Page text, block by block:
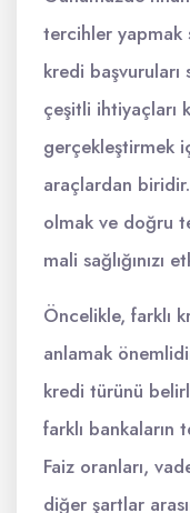
tercihler yapmak
kredi
çeşitli ihtiyaçları
gerçekleştirmek
araçlardan
olmak ve doğru
mali sağlığınızı
Öncelikle, farklı
anlamak
kredi türünü
farklı bankaların
Faiz oranları,
diğer şartlar